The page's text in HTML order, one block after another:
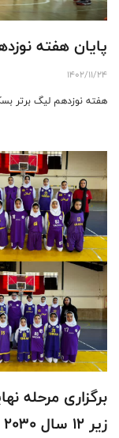
پایان هفته
1402/11/24
هفته نوزدهم لیگ برتر
برگزاری مرحله
زیر 12 سال 2030 دختران